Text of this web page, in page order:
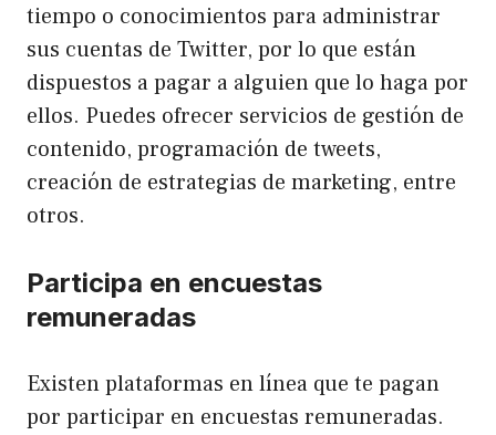
tiempo o conocimientos para administrar
sus cuentas de Twitter, por lo que están
dispuestos a pagar a alguien que lo haga por
ellos. Puedes ofrecer servicios de gestión de
contenido, programación de tweets,
creación de estrategias de marketing, entre
otros.
Participa en encuestas
remuneradas
Existen plataformas en línea que te pagan
por participar en encuestas remuneradas.